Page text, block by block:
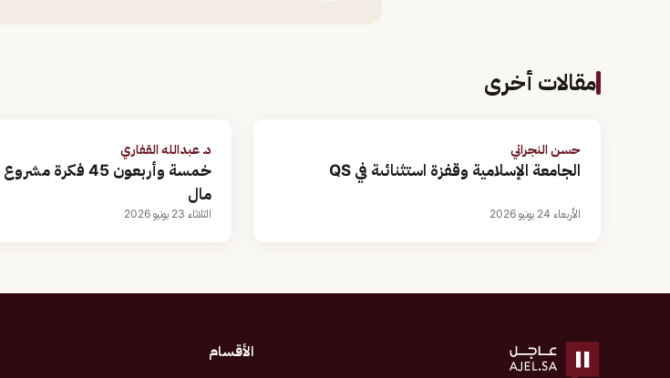
مقالات أخرى
حسن النجراني
الجامعة الإسلامية وقفزة استثنائىة في QS
الأربعاء 24 يونيو 2026
د. عبدالله القفاري
خمسة وأربعون 45
مال
الثلاثاء 23 يونيو 2026
الأقسام